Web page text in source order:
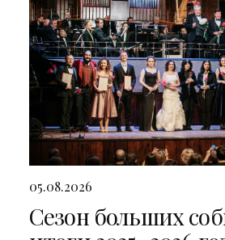
05.08.2026
Сезон больших